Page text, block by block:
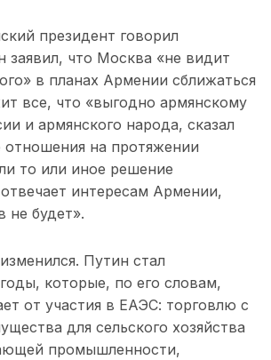
президент говорил
что Москва «не видит
в планах Армении сближаться
все, что «выгодно армянскому
и армянского народа, сказал
на протяжении
то или иное решение
интересам Армении,
не будет».
Путин стал
которые, по его словам,
от участия в ЕАЭС: торговлю с
для сельского хозяйства
промышленности,